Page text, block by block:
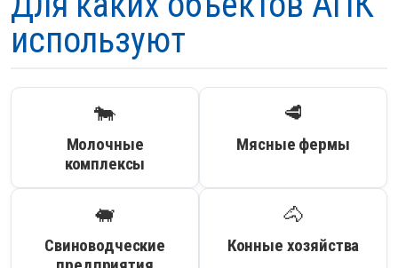
используют
🐄
Молочные
комплексы
🥩
Мясные фермы
🐖
Свиноводческие
🐴
Конные хозяйства